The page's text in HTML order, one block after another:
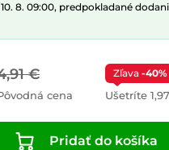
8. 09:00, predpokladané
€
cena
Zľava -40%
Ušetríte
Pridať do košíka